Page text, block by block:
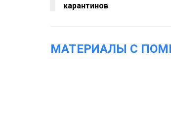
карантинов
МАТЕРИАЛЫ С